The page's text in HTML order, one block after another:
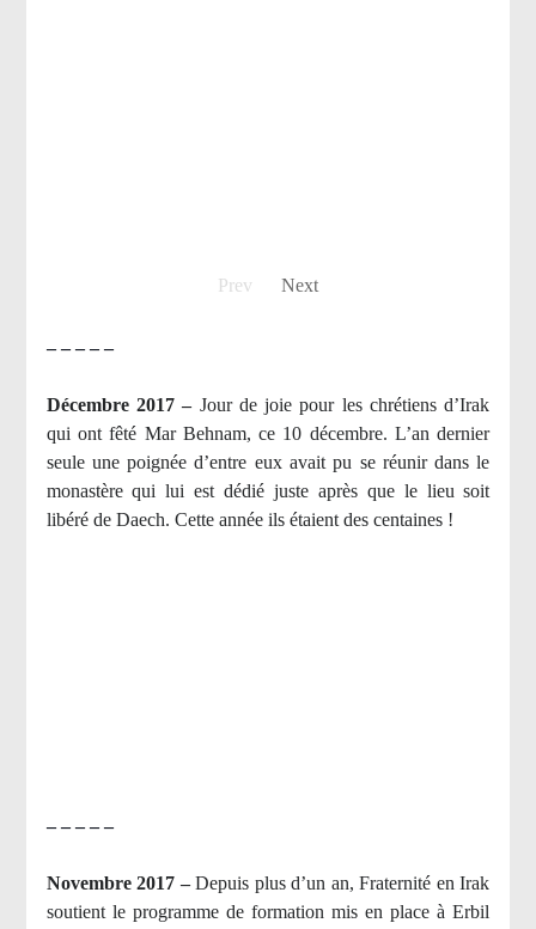
Prev Next
– – – – –
Décembre 2017 – Jour de joie pour les chrétiens d’Irak
qui ont fêté Mar Behnam, ce 10 décembre. L’an dernier
seule une poignée d’entre eux avait pu se réunir dans le
monastère qui lui est dédié juste après que le lieu soit
libéré de Daech. Cette année ils étaient des centaines !
– – – – –
Novembre 2017 –Depuis plus d’un an, Fraternité en Irak
soutient le programme de formation mis en place à Erbil